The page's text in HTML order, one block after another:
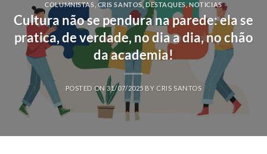
COLUMNISTAS CRIS SANTOS, DESTAQUES,NOTICIAS
Cultura não se pendura na parede: ela se
pratica, de verdade, no dia a dia, no chão
da academia!
POSTED ON31/07/2025 BY CRIS SANTOS